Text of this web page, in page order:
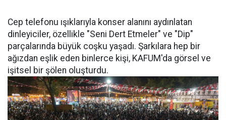
Cep telefonu ışıklarıyla konser alanını aydınlatan
dinleyiciler, özellikle "Seni Dert Etmeler" ve "Dip"
parçalarında büyük coşku yaşadı. Şarkılara hep bir
ağızdan eşlik eden binlerce kişi, KAFUM'da görsel ve
işitsel bir şölen oluşturdu.